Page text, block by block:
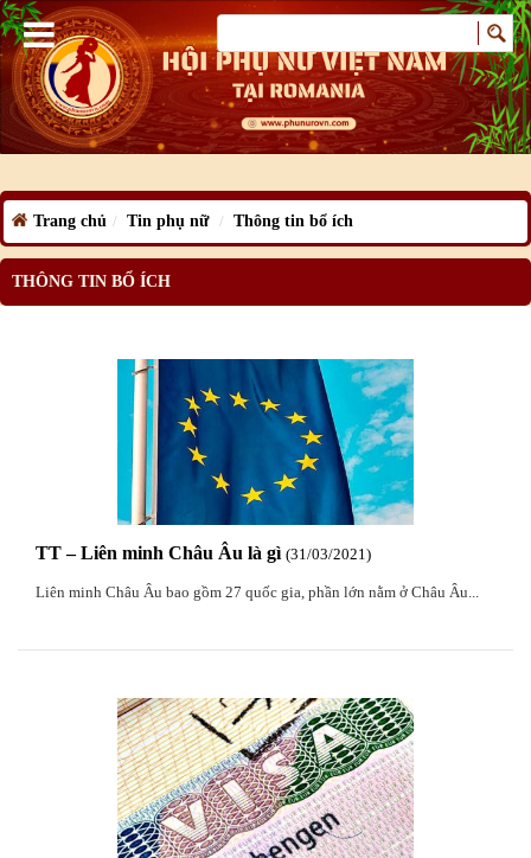
Trang chủ Tin phụ nữ Thông tin bổ ích
THÔNG TIN BỔ ÍCH
TT – Liên minh Châu Âu là gì 31/03/2021
Liên minh Châu Âu bao gồm 27 quốc gia, phần lớn nằm ở Châu Âu...